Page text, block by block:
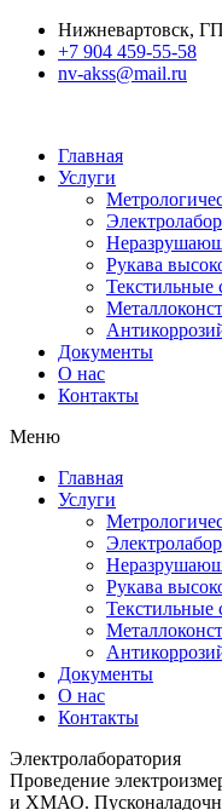
Нижневартовск,
+7 904 459-55-58
nv-akss@mail.ru
Главная
Услуги
Рукава
Текстильные
Документы
О нас
Контакты
Меню
Главная
Услуги
Рукава
Текстильные
Документы
О нас
Контакты
Электролаборатория
Проведение
и ХМАО.